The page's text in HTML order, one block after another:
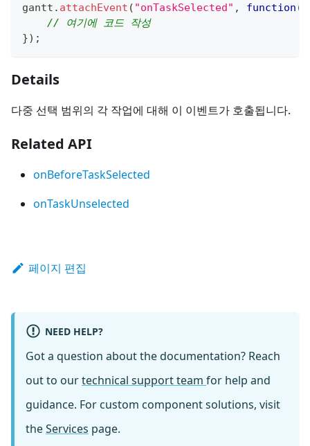
gantt . attachEvent ( "onTaskSelected" , function (
// 여기에 코드 작성
}) ;
Details
다중 선택 범위의 각 작업에 대해 이 이벤트가 호출됩니다.
Related API
onBeforeTaskSelected
onTaskUnselected
페이지 편집
NEED HELP?
Got a question about the documentation? Reach
out to ourtechnical support team for help and
guidance. For custom component solutions, visit
theServices page.